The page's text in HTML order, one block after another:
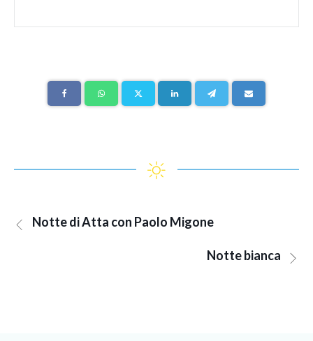
Notte di Atta con Paolo Migone
Notte bianca